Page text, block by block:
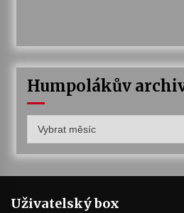
Humpolákův
archiv
Uživatelský box